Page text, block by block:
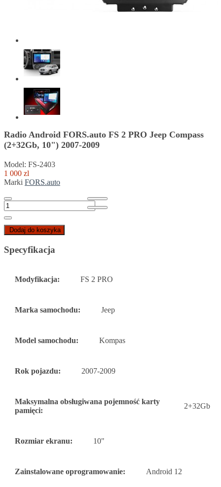
Radio Android FORS.auto FS 2 PRO Jeep Compass
(2+32Gb, 10") 2007-2009
Model: FS-2403
1 000 zl
Marki FORS.auto
Dodaj do koszyka
Specyfikacja
Modyfikacja: FS 2 PRO
Marka samochodu: Jeep
Model samochodu: Kompas
Rok pojazdu: 2007-2009
Maksymalna obsługiwana pojemność karty
pamięci:
2+32Gb
Rozmiar ekranu: 10"
Zainstalowane oprogramowanie: Android 12